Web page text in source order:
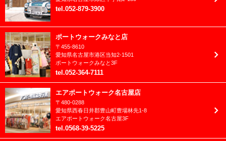
2023年10月
2023年9月
2023年8月
2023年7月
2023年6月
2023年5月
2023年4月
ファミリーフォト
ブライダル
フレッシュマン成長日記
ベビー
マタニティ
七五三
兄妹撮影
入園入学/卒園卒業
tel .052-879-3900
ポートウォークみなと店
〒 455-8610
愛知県名古屋市港区当知2-1501
ポートウォークみなと3F
tel .052-364-7111
エアポートウォーク名古屋店
〒 480-0288
愛知県西春日井郡豊山町豊場林先1-8
エアポートウォーク名古屋3F
tel .0568-39-5225